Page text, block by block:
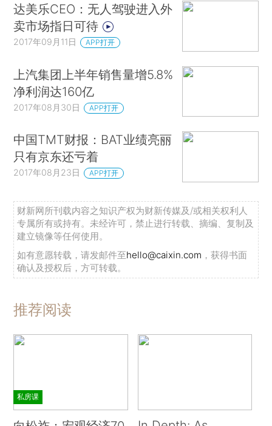
达美乐CEO：无人驾驶进入外
卖市场指日可待
2017年09月11日 APP打开
上汽集团上半年销售量增5.8%
净利润达160亿
2017年08月30日 APP打开
中国TMT财报：BAT业绩亮丽
只有京东还亏着
2017年08月23日 APP打开
财新网所刊载内容之知识产权为财新传媒及/或相关权利人
专属所有或持有。未经许可，禁止进行转载、摘编、复制及
建立镜像等任何使用。
如有意愿转载，请发邮件至hello@caixin.com ，获得书面
确认及授权后，方可转载。
推荐阅读
私房课